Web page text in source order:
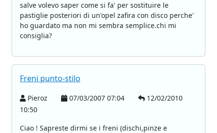
salve volevo saper come si fa' per sostituire le
pastiglie posteriori di un'opel zafira con disco perche'
ho guardato ma non mi sembra semplice.chi mi
consiglia?
Freni punto-stilo
Pieroz 07/03/2007 07:04
12/02/2010
10:50
Ciao ! Sapreste dirmi se i freni (dischi,pinze e